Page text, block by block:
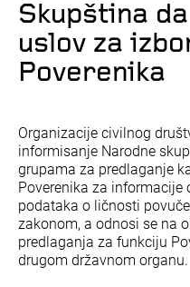
Skupština
uslov za
Poverenika
Organizacije civilnog
informisanje Narodne
grupama za predlaganje
Poverenika za
podataka o ličnosti
zakonom, a odnosi se na
predlaganja za funkciju
drugom državnom organu.